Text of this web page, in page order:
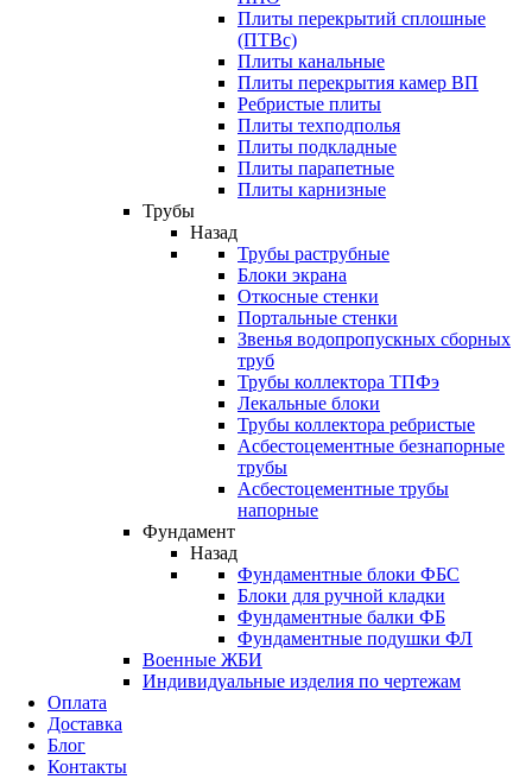
Плиты перекрытий сплошные
(ПТВс)
Плиты канальные
Плиты перекрытия камер ВП
Ребристые плиты
Плиты техподполья
Плиты подкладные
Плиты парапетные
Плиты карнизные
Трубы
Назад
Трубы раструбные
Блоки экрана
Откосные стенки
Портальные стенки
Звенья водопропускных сборных
труб
Трубы коллектора ТПФэ
Лекальные блоки
Трубы коллектора ребристые
Асбестоцементные безнапорные
трубы
Асбестоцементные трубы
напорные
Фундамент
Назад
Фундаментные блоки ФБС
Блоки для ручной кладки
Фундаментные балки ФБ
Фундаментные подушки ФЛ
Военные ЖБИ
Индивидуальные изделия по чертежам
Оплата
Доставка
Блог
Контакты